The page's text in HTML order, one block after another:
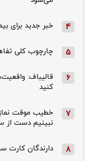
4 خبر جدید برای
5 چارچوب کلی
6
قالیباف:
کنید
7
خطیب موقت نماز
نبینیم دست از
8 دارندگان کارت